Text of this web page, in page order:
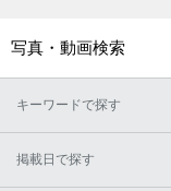
写真・動画検索
キーワードで探す
掲載日で探す